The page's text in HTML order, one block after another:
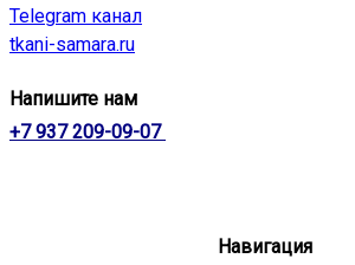
Telegram канал
tkani-samara.ru
Напишите нам
+7 937 209-09-07
Навигация